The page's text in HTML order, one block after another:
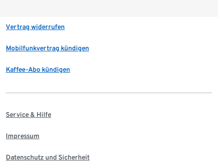
Vertrag widerrufen
Mobilfunkvertrag kündigen
Kaffee-Abo kündigen
Service & Hilfe
Impressum
Datenschutz und Sicherheit